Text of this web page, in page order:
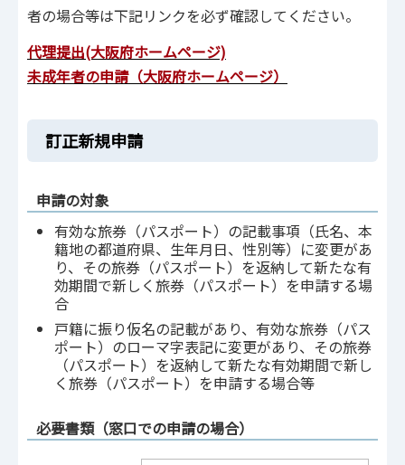
者の場合等は下記リンクを必ず確認してください。
代理提出(大阪府ホームページ)
未成年者の申請（大阪府ホームページ）
訂正新規申請
申請の対象
有効な旅券（パスポート）の記載事項（氏名、本
籍地の都道府県、生年月日、性別等）に変更があ
り、その旅券（パスポート）を返納して新たな有
効期間で新しく旅券（パスポート）を申請する場
合
戸籍に振り仮名の記載があり、有効な旅券（パス
ポート）のローマ字表記に変更があり、その旅券
（パスポート）を返納して新たな有効期間で新し
く旅券（パスポート）を申請する場合等
必要書類（窓口での申請の場合）